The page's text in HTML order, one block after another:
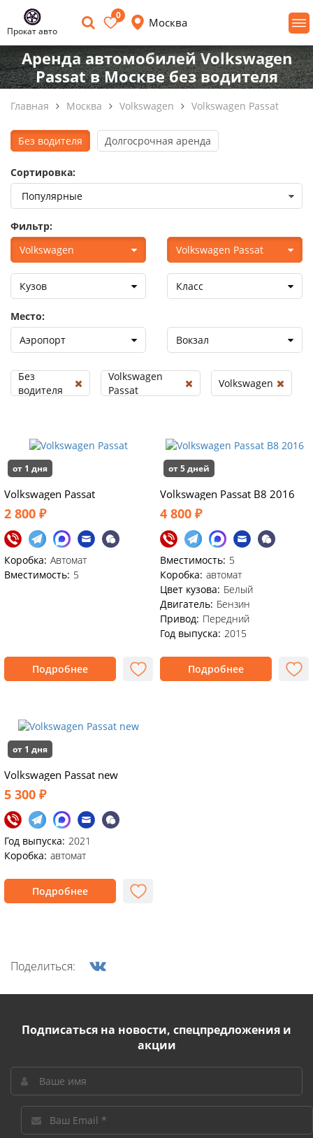
Прокат авто
0
Москва
Аренда автомобилей Volkswagen
Passat в Москве без водителя
Главная Москва Volkswagen Volkswagen Passat
от 1 дня
Volkswagen Passat
2 800 ₽
Коробка: Автомат
Вместимость: 5
Подробнее
от 5 дней
Volkswagen Passat B8 2016
4 800 ₽
Вместимость: 5
Коробка: автомат
Цвет кузова: Белый
Двигатель: Бензин
Привод: Передний
Год выпуска: 2015
Подробнее
от 1 дня
Volkswagen Passat new
5 300 ₽
Год выпуска: 2021
Коробка: автомат
Подробнее
Поделиться:
Без водителя Долгосрочная аренда
Сортировка:
Фильтр:
Volkswagen
Volkswagen Passat
Кузов Класс
Место:
Аэропорт
Вокзал
Без
водителя
Volkswagen
Passat
Volkswagen
Подписаться на новости, спецпредложения и
акции